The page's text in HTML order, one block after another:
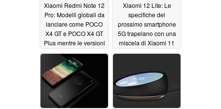
Xiaomi Redmi Note 12
Pro: Modelli globali da
lanciare come POCO
X4 GT e POCO X4 GT
Plus mentre le versioni
cinesi si fermano dal
MIIT04/12/2022
Xiaomi 12 Lite: Le
specifiche del
prossimo smartphone
5G trapelano con una
miscela di Xiaomi 11
Lite 5G NE e Xiaomi